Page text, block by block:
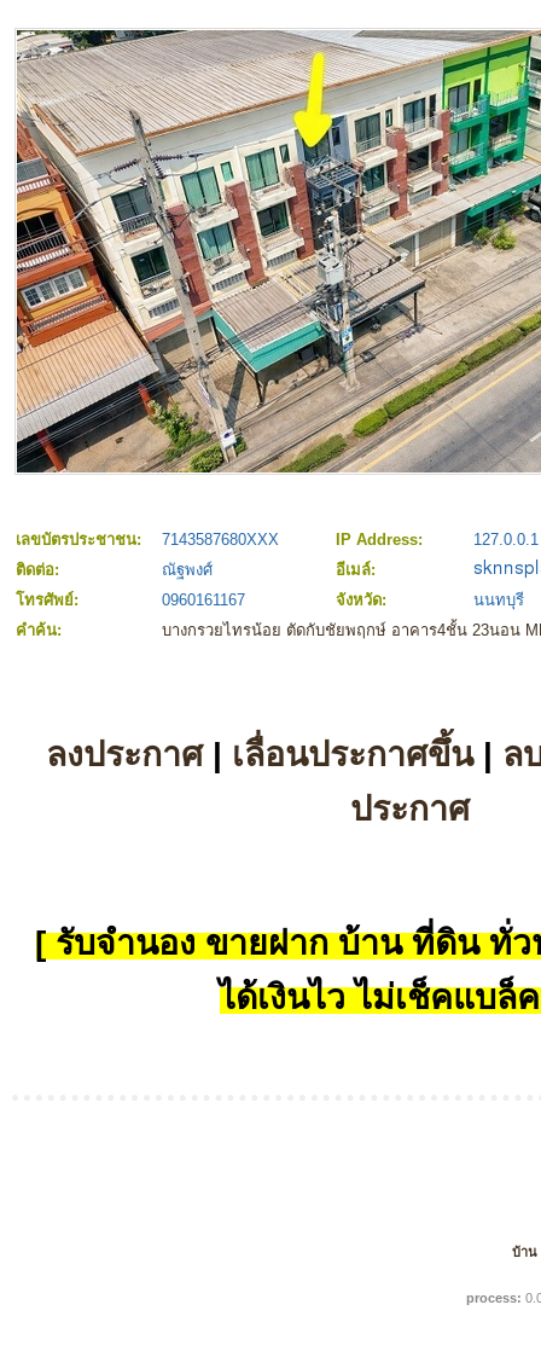
เลขบัตรประชาชน: 7143587680XXX IP Address:
127.0.0.1
ติดต่อ:
ณัฐพงศ์
อีเมล์:
โทรศัพย์:
0960161167 จังหวัด:
นนทบุรี
คำค้น:
บางกรวยไทรน้อย ตัดกับชัยพฤกษ์ อาคาร4ชั้น 23นอน
ลงประกาศ| เลื่อนประกาศขึ้น| ล
ประกาศ
[ รับจำนอง ขายฝาก บ้าน ที่ดิน ทั่ว
ได้เงินไว ไม่เช็คแบล็
บ้าน
process: